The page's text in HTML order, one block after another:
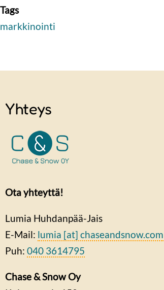
Tags
markkinointi
Yhteys
Ota yhteyttä!
Lumia Huhdanpää-Jais
E-Mail: lumia [at] chaseandsnow.com
Puh: 040 3614795
Chase & Snow Oy